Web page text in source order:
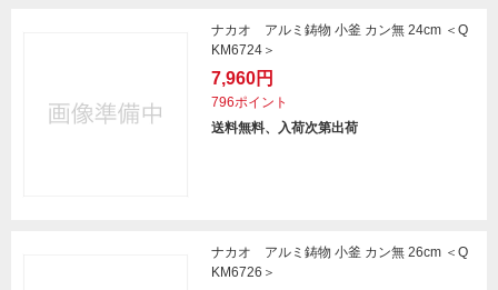
ナカオ アルミ鋳物 小釜 カン無 24cm ＜Q
KM6724＞
7,960円
796ポイント
送料無料、入荷次第出荷
ナカオ アルミ鋳物 小釜 カン無 26cm ＜Q
KM6726＞